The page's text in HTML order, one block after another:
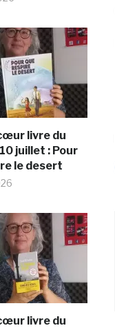
livre du
juillet : Pour
le desert
livre du